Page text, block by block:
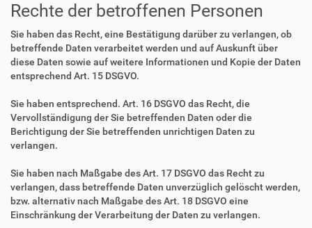
Rechte der betroffenen Personen
Sie haben das Recht, eine Bestätigung darüber zu verlangen, ob
betreffende Daten verarbeitet werden und auf Auskunft über
diese Daten sowie auf weitere Informationen und Kopie der Daten
entsprechend Art. 15 DSGVO.
Sie haben entsprechend. Art. 16 DSGVO das Recht, die
Vervollständigung der Sie betreffenden Daten oder die
Berichtigung der Sie betreffenden unrichtigen Daten zu
verlangen.
Sie haben nach Maßgabe des Art. 17 DSGVO das Recht zu
verlangen, dass betreffende Daten unverzüglich gelöscht werden,
bzw. alternativ nach Maßgabe des Art. 18 DSGVO eine
Einschränkung der Verarbeitung der Daten zu verlangen.